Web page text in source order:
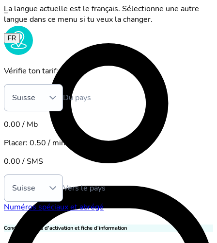
La langue actuelle est le français. Sélectionne une autre
langue dans ce menu si tu veux la changer.
FR
–
Vérifie ton tarif:
Suisse Du pays
0.00 / Mb
Placer: 0.50 / min.
0.00 / SMS
Suisse
Vers le pays
Numéros spéciaux et abrégé
Conditions, frais d'activation et fiche d'information